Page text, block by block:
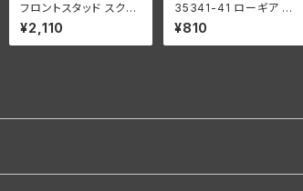
フロントスタッド スクリ
ュー ( 2639-31の中に
入る) 2個入 ハーレーダ
ビッドソン 1932-52年
¥2,110
35341-41 ローギア エ
ンドワッシャー1個
¥810